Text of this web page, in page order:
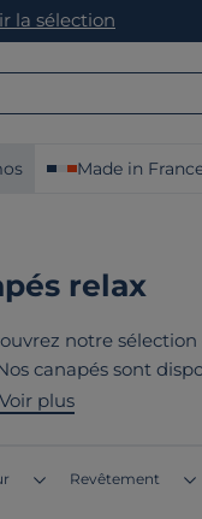
la sélection
Made in
relax
notre
canapés sont
pour offrir une
Voir plus
Revêtement